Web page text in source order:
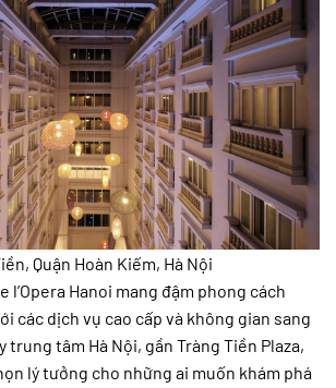
Quận Hoàn Kiếm, Hà Nội
l’Opera Hanoi mang đậm phong cách
các dịch vụ cao cấp và không gian sang
trung tâm Hà Nội, gần Tràng Tiền Plaza,
lý tưởng cho những ai muốn khám phá